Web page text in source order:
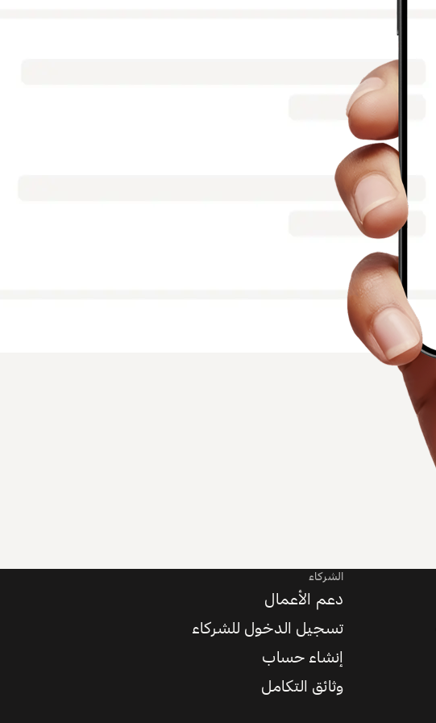
الشركاء
دعم الأعمال
تسجيل الدخول للشركاء
إنشاء حساب
وثائق التكامل